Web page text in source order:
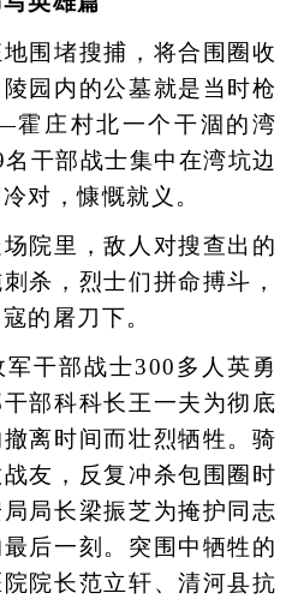
堵搜捕，将合围圈收
园内的公墓就是当时枪
庄村北一个干涸的湾
干部战士集中在湾坑边
对，慷慨就义。
里，敌人对搜查出的
杀，烈士们拼命搏斗，
的屠刀下。
干部战士300多人英勇
部科科长王一夫为彻底
离时间而壮烈牺牲。骑
友，反复冲杀包围圈时
局长梁振芝为掩护同志
后一刻。突围中牺牲的
院长范立轩、清河县抗